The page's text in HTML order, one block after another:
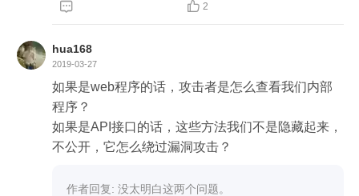
  2
hua168
2019-03-27
如果是web程序的话，攻击者是怎么查看我们内部
程序？
如果是API接口的话，这些方法我们不是隐藏起来，
不公开，它怎么绕过漏洞攻击？
作者回复: 没太明白这两个问题。